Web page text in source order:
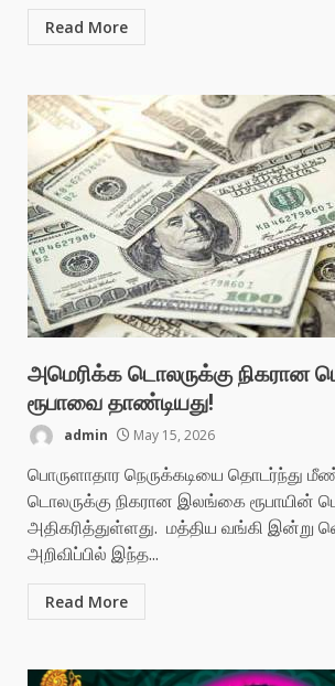
Read More
அமெரிக்க டொலருக்கு நிகரான
ரூபாவை தாண்டியது!
admin May 15, 2026
பொருளாதார நெருக்கடியை தொடர்ந்து
டொலருக்கு நிகரான இலங்கை ரூபாயின்
அதிகரித்துள்ளது. மத்திய வங்கி இன்று
அறிவிப்பில் இந்த...
Read More